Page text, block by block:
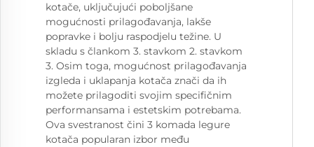
kotače, uključujući poboljšane
mogućnosti prilagođavanja, lakše
popravke i bolju raspodjelu težine. U
skladu s člankom 3. stavkom 2. stavkom
3. Osim toga, mogućnost prilagođavanja
izgleda i uklapanja kotača znači da ih
možete prilagoditi svojim specifičnim
performansama i estetskim potrebama.
Ova svestranost čini 3 komada legure
kotača popularan izbor među